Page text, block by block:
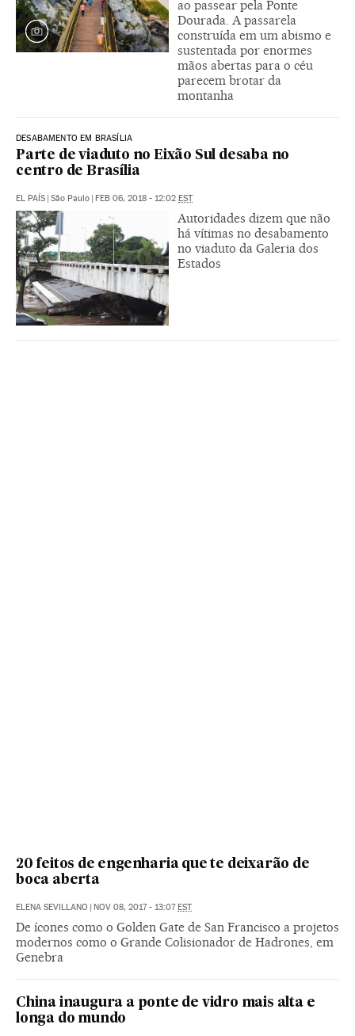
ao passear pela Ponte
Dourada. A passarela
construída em um abismo e
sustentada por enormes
mãos abertas para o céu
parecem brotar da
montanha
DESABAMENTO EM BRASÍLIA
Parte de viaduto no Eixão Sul desaba no
centro de Brasília
EL PAÍS | São Paulo | FEB 06, 2018 - 12:02 EST
Autoridades dizem que não
há vítimas no desabamento
no viaduto da Galeria dos
Estados
20 feitos de engenharia que te deixarão de
boca aberta
ELENA SEVILLANO | NOV 08, 2017 - 13:07EST
De ícones como o Golden Gate de San Francisco a projetos
modernos como o Grande Colisionador de Hadrones, em
Genebra
China inaugura a ponte de vidro mais alta e
longa do mundo